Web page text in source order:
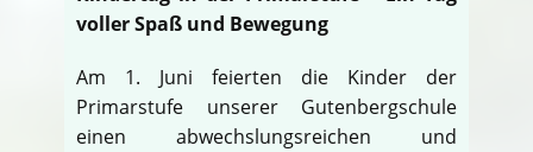
voller Spaß und Bewegung
Am 1. Juni feierten die Kinder der
Primarstufe unserer Gutenbergschule
einen abwechslungsreichen und